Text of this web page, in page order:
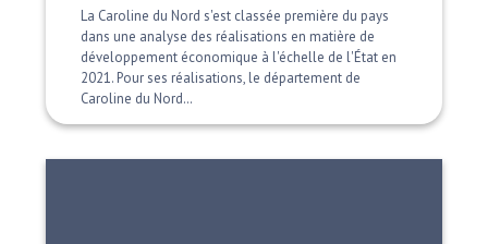
La Caroline du Nord s'est classée première du pays
dans une analyse des réalisations en matière de
développement économique à l'échelle de l'État en
2021. Pour ses réalisations, le département de
Caroline du Nord…